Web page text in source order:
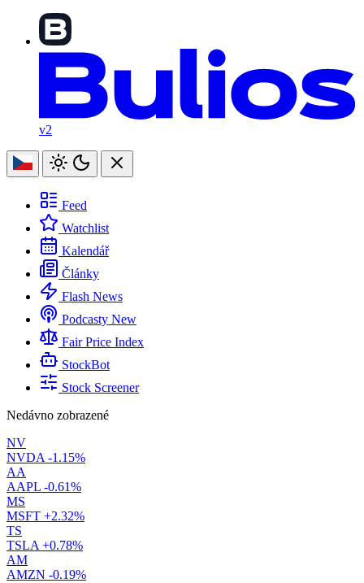
v2
Feed
Watchlist
Kalendář
Články
Flash News
Podcasty New
Fair Price Index
StockBot
Stock Screener
Nedávno zobrazené
NV
NVDA -1.15%
AA
AAPL -0.61%
MS
MSFT +2.32%
TS
TSLA +0.78%
AM
AMZN -0.19%